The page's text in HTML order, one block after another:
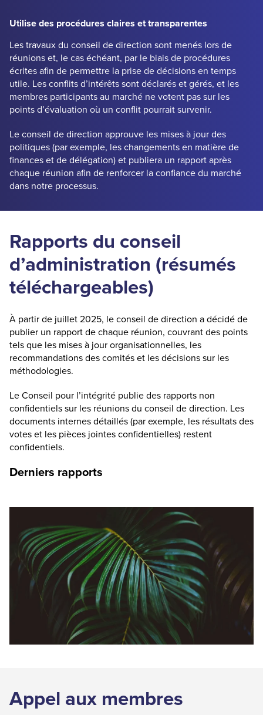
Utilise des procédures claires et transparentes
Les travaux du conseil de direction sont menés lors de
réunions et, le cas échéant, par le biais de procédures
écrites afin de permettre la prise de décisions en temps
utile. Les conflits d’intérêts sont déclarés et gérés, et les
membres participants au marché ne votent pas sur les
points d’évaluation où un conflit pourrait survenir.
Le conseil de direction approuve les mises à jour des
politiques (par exemple, les changements en matière de
finances et de délégation) et publiera un rapport après
chaque réunion afin de renforcer la confiance du marché
dans notre processus.
Rapports du conseil
d’administration (résumés
téléchargeables)
À partir de juillet 2025, le conseil de direction a décidé de
publier un rapport de chaque réunion, couvrant des points
tels que les mises à jour organisationnelles, les
recommandations des comités et les décisions sur les
méthodologies.
Le Conseil pour l’intégrité publie des rapports non
confidentiels sur les réunions du conseil de direction. Les
documents internes détaillés (par exemple, les résultats des
votes et les pièces jointes confidentielles) restent
confidentiels.
Derniers rapports
Appel aux membres